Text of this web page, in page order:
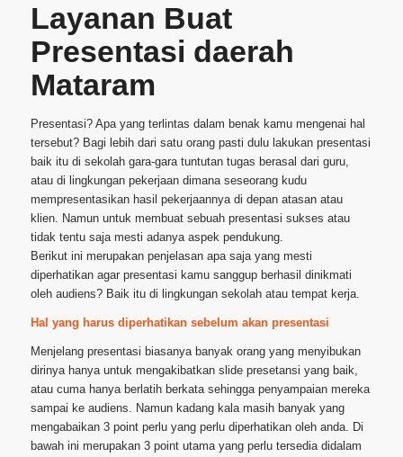
Layanan Buat
Presentasi daerah
Mataram
Presentasi? Apa yang terlintas dalam benak kamu mengenai hal
tersebut? Bagi lebih dari satu orang pasti dulu lakukan presentasi
baik itu di sekolah gara-gara tuntutan tugas berasal dari guru,
atau di lingkungan pekerjaan dimana seseorang kudu
mempresentasikan hasil pekerjaannya di depan atasan atau
klien. Namun untuk membuat sebuah presentasi sukses atau
tidak tentu saja mesti adanya aspek pendukung.
Berikut ini merupakan penjelasan apa saja yang mesti
diperhatikan agar presentasi kamu sanggup berhasil dinikmati
oleh audiens? Baik itu di lingkungan sekolah atau tempat kerja.
Hal yang harus diperhatikan sebelum akan presentasi
Menjelang presentasi biasanya banyak orang yang menyibukan
dirinya hanya untuk mengakibatkan slide presetansi yang baik,
atau cuma hanya berlatih berkata sehingga penyampaian mereka
sampai ke audiens. Namun kadang kala masih banyak yang
mengabaikan 3 point perlu yang perlu diperhatikan oleh anda. Di
bawah ini merupakan 3 point utama yang perlu tersedia didalam